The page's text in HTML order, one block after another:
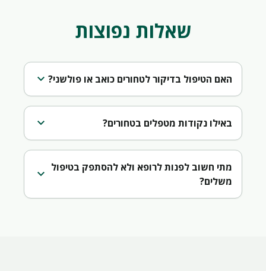
שאלות נפוצות
האם הטיפול בדיקור לטחורים כואב או פולשני? expand_more
באילו נקודות מטפלים בטחורים? expand_more
מתי חשוב לפנות לרופא ולא להסתפק בטיפול
משלים?
expand_more